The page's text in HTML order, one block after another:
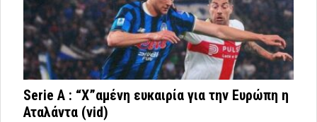
Serie A : “Χ”αμένη ευκαιρία για την Ευρώπη η
Αταλάντα (vid)